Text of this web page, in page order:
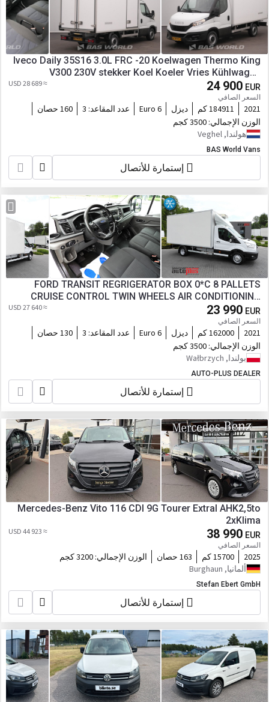
Iveco Daily 35S16 3.0L FRC -20 Koelwagen Thermo King
V300 230V stekker Koel Koeler Vries Kühlwagen
Kühlkoffer Frigo Bakwagen Koffer Airco Cr
24 900 EUR
السعر الصافي
≈ 28 689 USD
2021 184911 كم ديزل Euro 6 عدد المقاعد: 3
160 حصان
الوزن الإجمالي: 3500 كجم
هولندا, Veghel
BAS World Vans
إستمارة للأتصال
FORD TRANSIT REGRIGERATOR BOX 0*C 8 PALLETS
CRUISE CONTROL TWIN WHEELS AIR CONDITIONING
130HP
23 990 EUR
السعر الصافي
≈ 27 640 USD
2021 162000 كم ديزل Euro 6 عدد المقاعد: 3
130 حصان
الوزن الإجمالي: 3500 كجم
بولندا, Wałbrzych
AUTO-PLUS DEALER
إستمارة للأتصال
Mercedes-Benz Vito 116 CDI 9G Tourer Extral AHK2,5to
2xKlima
38 990 EUR
السعر الصافي
≈ 44 923 USD
2025 15700 كم 163 حصان الوزن الإجمالي: 3200 كجم
ألمانيا, Burghaun
Stefan Ebert GmbH
إستمارة للأتصال